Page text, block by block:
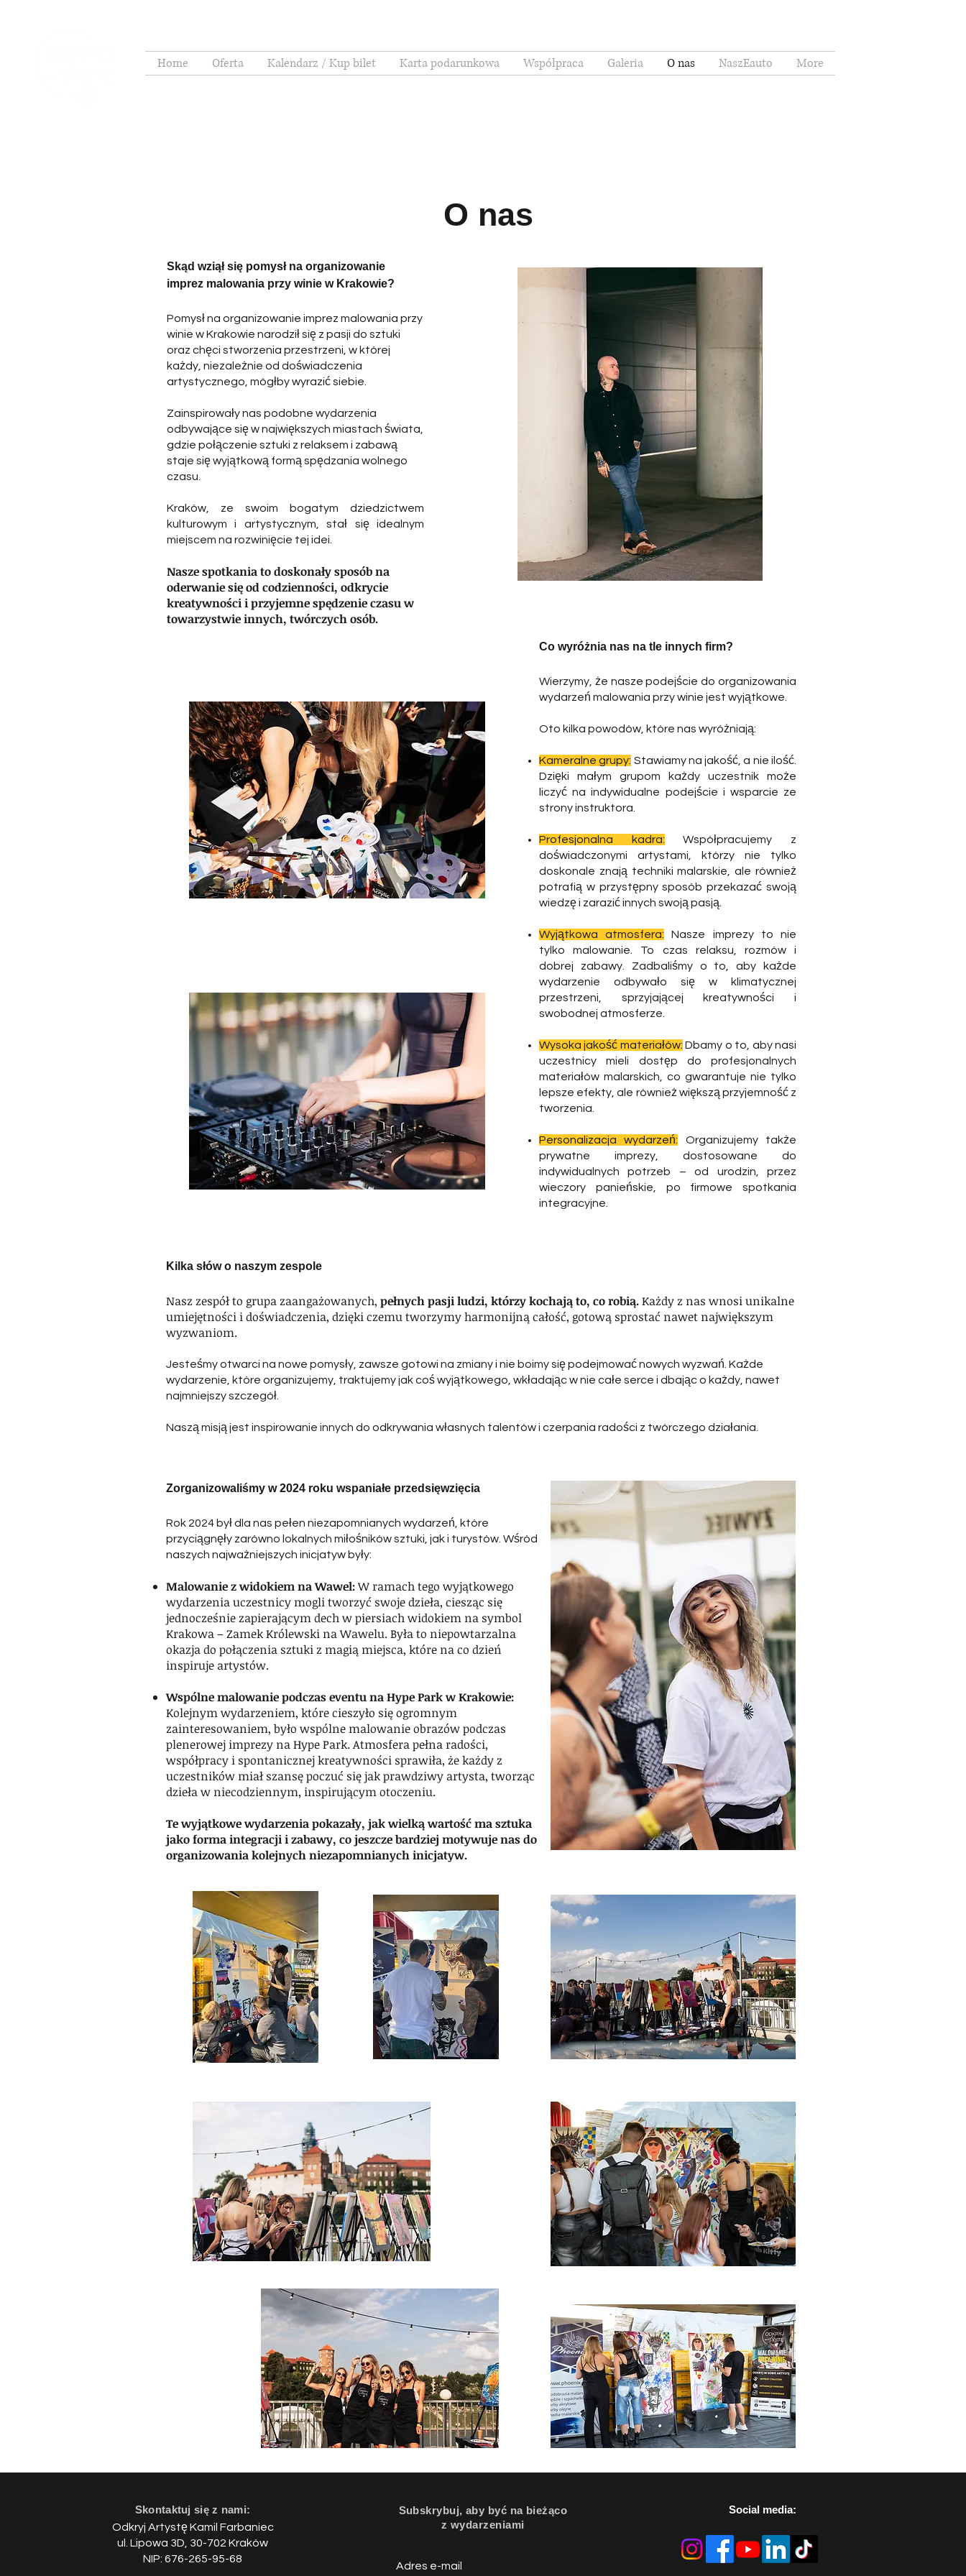
Home Oferta Kalendarz / Kup bilet Karta podarunkowa Współpraca Galeria O nas NaszEauto More
O nas
Skąd wziął się pomysł na organizowanie
imprez malowania przy winie w Krakowie?
Pomysł na organizowanie imprez malowania przy
winie w Krakowie narodził się z pasji do sztuki
oraz chęci stworzenia przestrzeni, w której
każdy, niezależnie od doświadczenia
artystycznego, mógłby wyrazić siebie.
Zainspirowały nas podobne wydarzenia
odbywające się w największych miastach świata,
gdzie połączenie sztuki z relaksem i zabawą
staje się wyjątkową formą spędzania wolnego
czasu.
Kraków, ze swoim bogatym dziedzictwem
kulturowym i artystycznym, stał się idealnym
miejscem na rozwinięcie tej idei.
Nasze spotkania to doskonały sposób na
oderwanie się od codzienności, odkrycie
kreatywności i przyjemne spędzenie czasu w
towarzystwie innych, twórczych osób.
Co wyróżnia nas na tle innych firm?
Wierzymy, że nasze podejście do organizowania
wydarzeń malowania przy winie jest wyjątkowe.
Oto kilka powodów, które nas wyróżniają:
Kameralne grupy: Stawiamy na jakość, a nie ilość.
Dzięki małym grupom każdy uczestnik może
liczyć na indywidualne podejście i wsparcie ze
strony instruktora.
Profesjonalna kadra: Współpracujemy z
doświadczonymi artystami, którzy nie tylko
doskonale znają techniki malarskie, ale również
potrafią w przystępny sposób przekazać swoją
wiedzę i zarazić innych swoją pasją.
Wyjątkowa atmosfera: Nasze imprezy to nie
tylko malowanie. To czas relaksu, rozmów i
dobrej zabawy. Zadbaliśmy o to, aby każde
wydarzenie odbywało się w klimatycznej
przestrzeni, sprzyjającej kreatywności i
swobodnej atmosferze.
Wysoka jakość materiałów: Dbamy o to, aby nasi
uczestnicy mieli dostęp do profesjonalnych
materiałów malarskich, co gwarantuje nie tylko
lepsze efekty, ale również większą przyjemność z
tworzenia.
Personalizacja wydarzeń: Organizujemy także
prywatne imprezy, dostosowane do
indywidualnych potrzeb – od urodzin, przez
wieczory panieńskie, po firmowe spotkania
integracyjne.
Kilka słów o naszym zespole
Nasz zespół to grupa zaangażowanych, pełnych pasji ludzi, którzy kochają to, co robią.Każdy z nas wnosi unikalne
umiejętności i doświadczenia, dzięki czemu tworzymy harmonijną całość, gotową sprostać nawet największym
wyzwaniom.
Jesteśmy otwarci na nowe pomysły, zawsze gotowi na zmiany i nie boimy się podejmować nowych wyzwań. Każde
wydarzenie, które organizujemy, traktujemy jak coś wyjątkowego, wkładając w nie całe serce i dbając o każdy, nawet
najmniejszy szczegół.
Naszą misją jest inspirowanie innych do odkrywania własnych talentów i czerpania radości z twórczego działania.
Zorganizowaliśmy w 2024 roku wspaniałe przedsięwzięcia
Rok 2024 był dla nas pełen niezapomnianych wydarzeń, które
przyciągnęły zarówno lokalnych miłośników sztuki, jak i turystów. Wśród
naszych najważniejszych inicjatyw były:
Malowanie z widokiem na Wawel:W ramach tego wyjątkowego
wydarzenia uczestnicy mogli tworzyć swoje dzieła, ciesząc się
jednocześnie zapierającym dech w piersiach widokiem na symbol
Krakowa – Zamek Królewski na Wawelu. Była to niepowtarzalna
okazja do połączenia sztuki z magią miejsca, które na co dzień
inspiruje artystów.
Wspólne malowanie podczas eventu na Hype Park w Krakowie:
Kolejnym wydarzeniem, które cieszyło się ogromnym
zainteresowaniem, było wspólne malowanie obrazów podczas
plenerowej imprezy na Hype Park. Atmosfera pełna radości,
współpracy i spontanicznej kreatywności sprawiła, że każdy z
uczestników miał szansę poczuć się jak prawdziwy artysta, tworząc
dzieła w niecodziennym, inspirującym otoczeniu.
Te wyjątkowe wydarzenia pokazały, jak wielką wartość ma sztuka
jako forma integracji i zabawy, co jeszcze bardziej motywuje nas do
organizowania kolejnych niezapomnianych inicjatyw.
Skontaktuj się z nami:
Odkryj Artystę Kamil Farbaniec
ul.
Lipowa 3D, 30-702 Kraków
NIP: 676-265-95-68
Subskrybuj, aby być na bieżąco
z wydarzeniami
Social media: